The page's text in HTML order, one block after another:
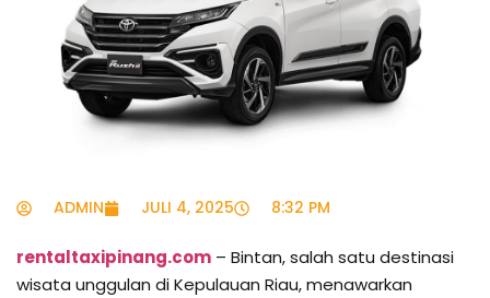
ADMIN JULI 4, 2025 8:32 PM
rentaltaxipinang.com – Bintan, salah satu destinasi
wisata unggulan di Kepulauan Riau, menawarkan